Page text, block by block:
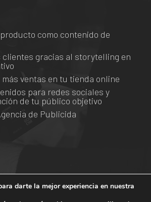
como contenido de
clientes gracias al storytelling en
más ventas en tu tienda online
para redes sociales y
de tu público objetivo
de Publicida
© 2026 Grado Creativo.
darte la mejor experiencia en nuestra